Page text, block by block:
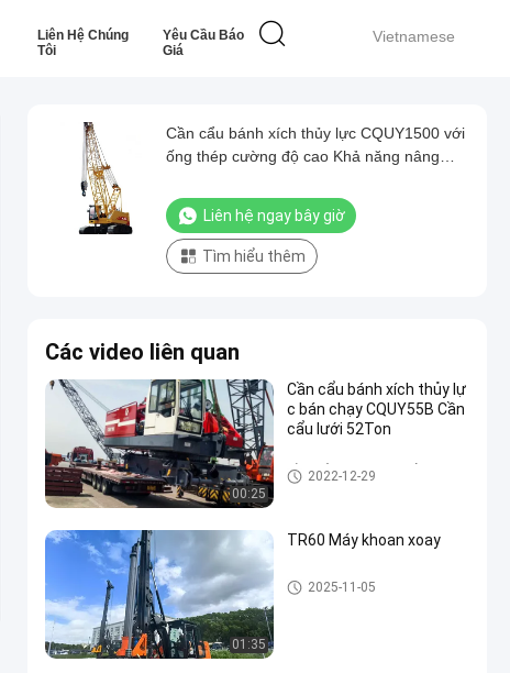
Vietnamese
Liên Hệ Chúng
Tôi
Yêu Cầu Báo
Giá
Cần cẩu bánh xích thủy lực CQUY1500 với
ống thép cường độ cao Khả năng nâng
Liên hệ ngay bây giờ
Tìm hiểu thêm
Các video liên quan
00:25
Cần cẩu bánh xích thủy lự
c bán chạy CQUY55B Cần
cẩu lưới 52Ton
Cần cẩu bánh xích thủy lực
2022-12-29
01:35
TR60 Máy khoan xoay
Giàn khoan quay
2025-11-05